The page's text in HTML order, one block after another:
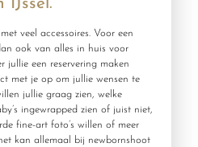
IJssel.
veel accessoires. Voor een
ook van alles in huis voor
jullie een reservering maken
met je op om jullie wensen te
jullie graag zien, welke
ingewrapped zien of juist niet,
fine-art foto’s willen of meer
kan allemaal bij newbornshoot